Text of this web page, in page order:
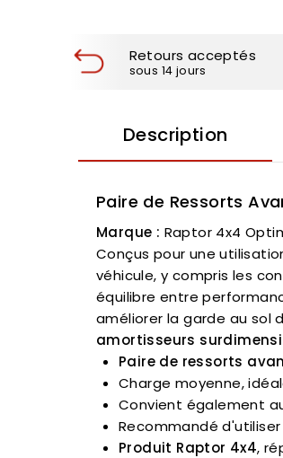
Retours acceptés
sous 14 jours
Description
Paire de Ressorts
Marque : Raptor 4x4
Conçus pour une
véhicule, y compris les
équilibre entre
améliorer la garde au sol
amortisseurs
Paire de ressorts
Charge moyenne,
Convient également
Recommandé
Produit Raptor 4x4,